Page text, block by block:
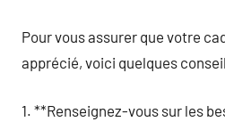
Pour vous assurer que votre
apprécié, voici quelques
1. **Renseignez-vous sur les